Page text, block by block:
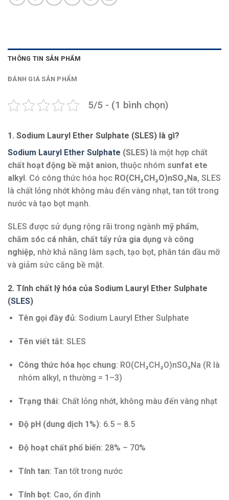
THÔNG TIN SẢN PHẨM
ĐÁNH GIÁ SẢN PHẨM
5/5 - (1 bình chọn)
1. Sodium Lauryl Ether Sulphate (SLES) là gì?
Sodium Lauryl Ether Sulphate (SLES) là một hợp chất
chất hoạt động bề mặt anion, thuộc nhóm sunfat ete
alkyl. Có công thức hóa học RO(CH₂CH₂O)nSO₃Na, SLES
là chất lỏng nhớt không màu đến vàng nhạt, tan tốt trong
nước và tạo bọt mạnh.
SLES được sử dụng rộng rãi trong ngành mỹ phẩm,
chăm sóc cá nhân, chất tẩy rửa gia dụng và công
nghiệp, nhờ khả năng làm sạch, tạo bọt, phân tán dầu mỡ
và giảm sức căng bề mặt.
2. Tính chất lý hóa của Sodium Lauryl Ether Sulphate
(SLES)
Tên gọi đầy đủ: Sodium Lauryl Ether Sulphate
Tên viết tắt: SLES
Công thức hóa học chung: RO(CH₂CH₂O)nSO₃Na (R là
nhóm alkyl, n thường = 1–3)
Trạng thái: Chất lỏng nhớt, không màu đến vàng nhạt
Độ pH (dung dịch 1%): 6.5 – 8.5
Độ hoạt chất phổ biến: 28% – 70%
Tính tan: Tan tốt trong nước
Tính bọt: Cao, ổn định